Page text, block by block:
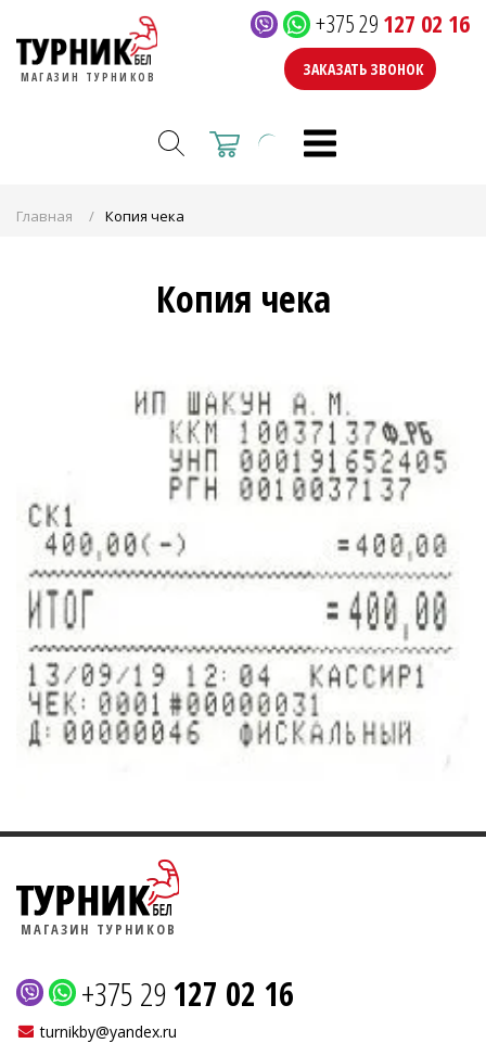
МАГАЗИН ТУРНИКОВ
+375 29 127 02 16
ЗАКАЗАТЬ ЗВОНОК
Главная Копия чека
Копия чека
МАГАЗИН ТУРНИКОВ
+375 29127 02 16
turnikby@yandex.ru